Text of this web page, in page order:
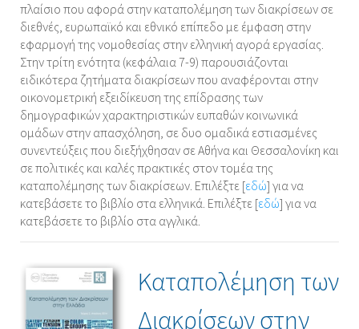
πλαίσιο που αφορά στην καταπολέμηση των διακρίσεων σε
διεθνές, ευρωπαϊκό και εθνικό επίπεδο με έμφαση στην
εφαρμογή της νομοθεσίας στην ελληνική αγορά εργασίας.
Στην τρίτη ενότητα (κεφάλαια 7-9) παρουσιάζονται
ειδικότερα ζητήματα διακρίσεων που αναφέρονται στην
οικονομετρική εξειδίκευση της επίδρασης των
δημογραφικών χαρακτηριστικών ευπαθών κοινωνικά
ομάδων στην απασχόληση, σε δυο ομαδικά εστιασμένες
συνεντεύξεις που διεξήχθησαν σε Αθήνα και Θεσσαλονίκη και
σε πολιτικές και καλές πρακτικές στον τομέα της
καταπολέμησης των διακρίσεων. Επιλέξτε [εδώ] για να
κατεβάσετε το βιβλίο στα ελληνικά. Επιλέξτε [εδώ] για να
κατεβάσετε το βιβλίο στα αγγλικά.
Καταπολέμηση των
Διακρίσεων στην